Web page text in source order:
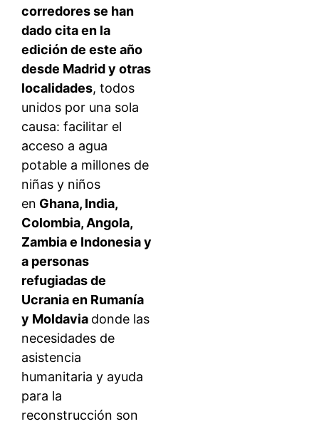
corredores se han
dado cita en la
edición de este año
desde Madrid y otras
localidades, todos
unidos por una sola
causa: facilitar el
acceso a agua
potable a millones de
niñas y niños
en Ghana, India,
Colombia, Angola,
Zambia e Indonesia y
a personas
refugiadas de
Ucrania en Rumanía
y Moldavia donde las
necesidades de
asistencia
humanitaria y ayuda
para la
reconstrucción son